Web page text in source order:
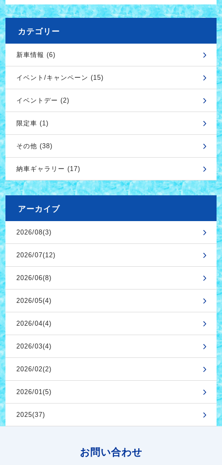
カテゴリー
新車情報 (6)
イベント/キャンペーン (15)
イベントデー (2)
限定車 (1)
その他 (38)
納車ギャラリー (17)
アーカイブ
2026/08(3)
2026/07(12)
2026/06(8)
2026/05(4)
2026/04(4)
2026/03(4)
2026/02(2)
2026/01(5)
2025(37)
お問い合わせ